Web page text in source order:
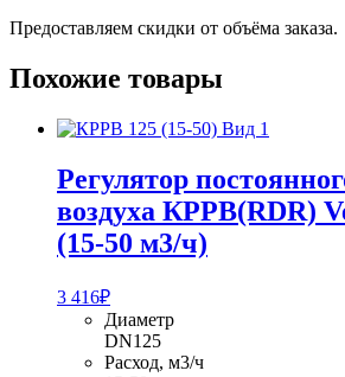
Предоставляем скидки от объёма заказа.
Похожие товары
Регулятор
воздуха КРРВ(RDR)
(15-50 м3/ч)
3 416₽
Диаметр
DN125
Расход, м3/ч